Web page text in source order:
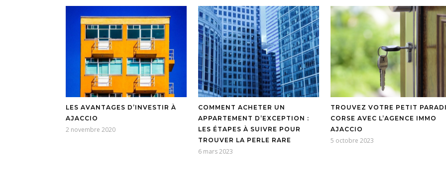
LES AVANTAGES D’INVESTIR À
AJACCIO
2 novembre 2020
COMMENT ACHETER UN
APPARTEMENT D’EXCEPTION :
LES ÉTAPES À SUIVRE POUR
TROUVER LA PERLE RARE
6 mars 2023
TROUVEZ VOTRE PETIT
CORSE AVEC L’AGENCE IMMO
AJACCIO
5 octobre 2023